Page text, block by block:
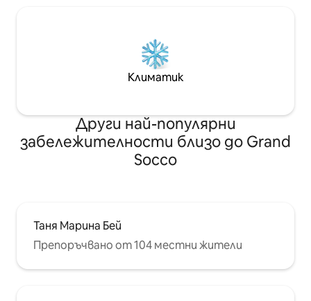
Климатик
Други най-популярни
забележителности близо до Grand
Socco
Таня Марина Бей
Препоръчвано от 104 местни жители